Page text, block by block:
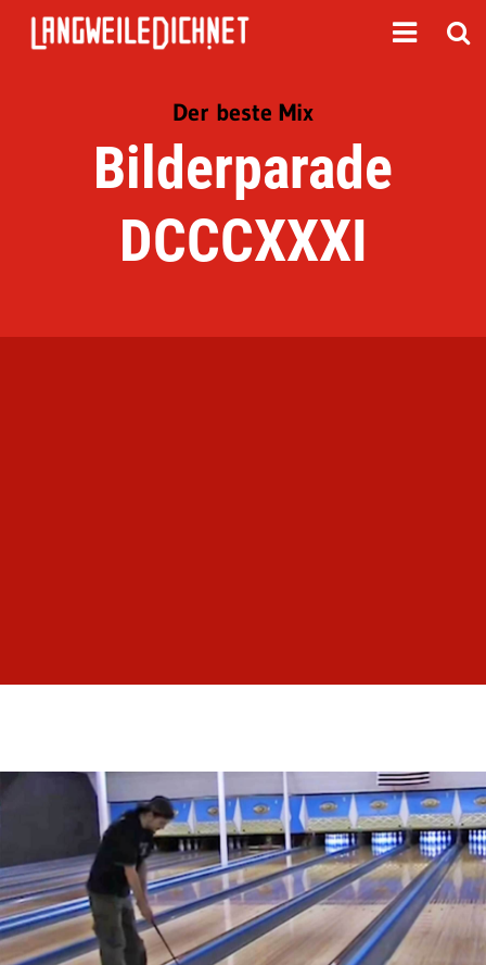
Der beste Mix
Bilderparade
DCCCXXXI